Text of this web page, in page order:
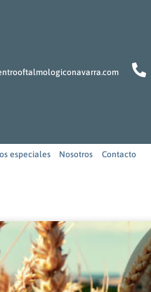
especiales Nosotros Contacto